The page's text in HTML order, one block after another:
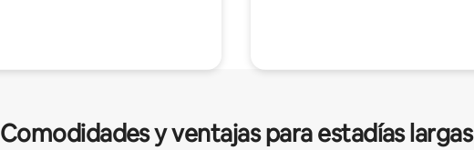
Comodidades y ventajas para estadías largas